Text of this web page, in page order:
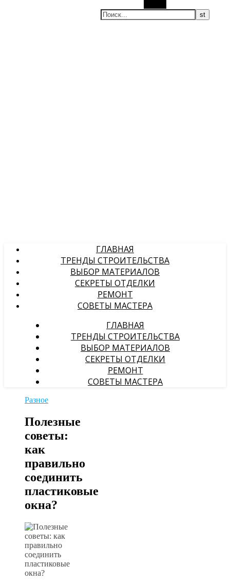
ГЛАВНАЯ
ТРЕНДЫ СТРОИТЕЛЬСТВА
ВЫБОР МАТЕРИАЛОВ
СЕКРЕТЫ ОТДЕЛКИ
РЕМОНТ
СОВЕТЫ МАСТЕРА
ГЛАВНАЯ
ТРЕНДЫ СТРОИТЕЛЬСТВА
ВЫБОР МАТЕРИАЛОВ
СЕКРЕТЫ ОТДЕЛКИ
РЕМОНТ
СОВЕТЫ МАСТЕРА
Разное
Полезные
советы:
как
правильно
соединить
пластиковые
окна?